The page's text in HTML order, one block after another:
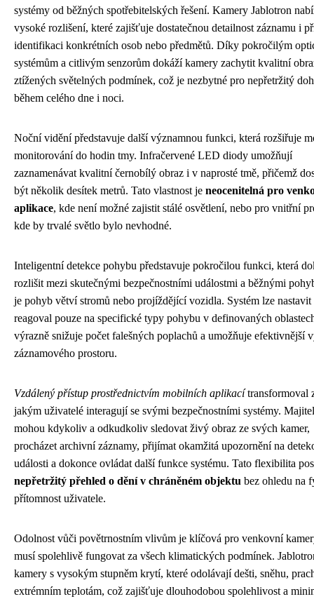
systémy od běžných spotřebitelských řešení. Kamery Jablotron
vysoké rozlišení, které zajišťuje dostatečnou detailnost záznamu i
identifikaci konkrétních osob nebo předmětů. Díky pokročilým
systémům a citlivým senzorům dokáží kamery zachytit kvalitní
ztížených světelných podmínek, což je nezbytné pro nepřetržitý
během celého dne i noci.
Noční vidění představuje další významnou funkci, která rozšiřuje
monitorování do hodin tmy. Infračervené LED diody umožňují
zaznamenávat kvalitní černobílý obraz i v naprosté tmě, přičemž
být několik desítek metrů. Tato vlastnost je neocenitelná pro
aplikace, kde není možné zajistit stálé osvětlení, nebo pro vnitřní
kde by trvalé světlo bylo nevhodné.
Inteligentní detekce pohybu představuje pokročilou funkci, která
rozlišit mezi skutečnými bezpečnostními událostmi a běžnými
je pohyb větví stromů nebo projíždějící vozidla. Systém lze nastavit
reagoval pouze na specifické typy pohybu v definovaných
výrazně snižuje počet falešných poplachů a umožňuje efektivnější
záznamového prostoru.
Vzdálený přístup prostřednictvím mobilních aplikacítransformoval
jakým uživatelé interagují se svými bezpečnostními systémy.
mohou kdykoliv a odkudkoliv sledovat živý obraz ze svých kamer,
procházet archivní záznamy, přijímat okamžitá upozornění na
události a dokonce ovládat další funkce systému. Tato flexibilita
nepřetržitý přehled o dění v chráněném objektu bez ohledu na
přítomnost uživatele.
Odolnost vůči povětrnostním vlivům je klíčová pro venkovní
musí spolehlivě fungovat za všech klimatických podmínek.
kamery s vysokým stupněm krytí, které odolávají dešti, sněhu,
extrémním teplotám, což zajišťuje dlouhodobou spolehlivost a